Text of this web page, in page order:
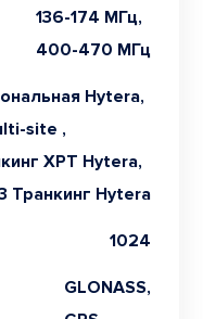
136-174 МГц,
400-470 МГц
Hytera,
site ,
XPT Hytera,
Транкинг Hytera
1024
GLONASS,